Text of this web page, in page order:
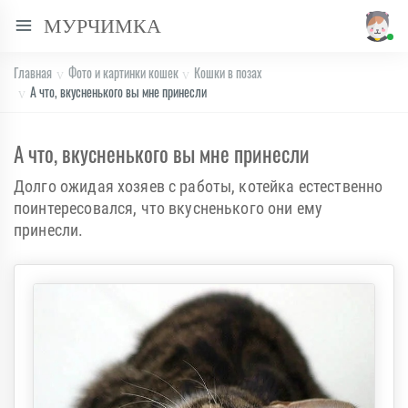
МУРЧИМКА
Главная Фото и картинки кошек
Кошки в позах
А что, вкусненького вы мне принесли
А что, вкусненького вы мне принесли
Долго ожидая хозяев с работы, котейка естественно
поинтересовался, что вкусненького они ему
принесли.